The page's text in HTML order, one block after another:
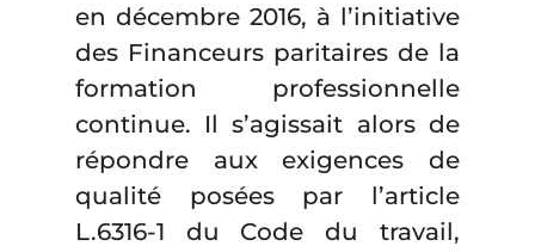
en décembre 2016, à l’initiative
des Financeurs paritaires de la
formation professionnelle
continue. Il s’agissait alors de
répondre aux exigences de
qualité posées par l’article
L.6316-1 du Code du travail,